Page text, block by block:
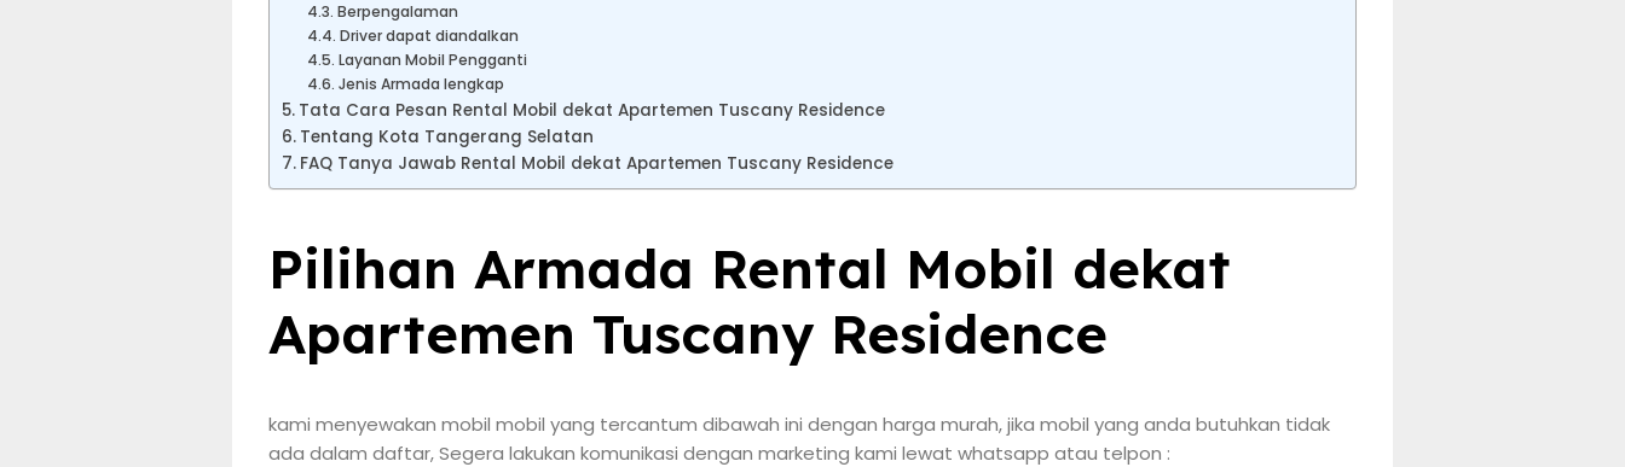
Berpengalaman
Driver dapat diandalkan
Layanan Mobil Pengganti
Jenis Armada lengkap
Tata Cara Pesan Rental Mobil dekat Apartemen Tuscany Residence
Tentang Kota Tangerang Selatan
FAQ Tanya Jawab Rental Mobil dekat Apartemen Tuscany Residence
Pilihan Armada Rental Mobil dekat
Apartemen Tuscany Residence
kami menyewakan mobil mobil yang tercantum dibawah ini dengan harga murah, jika mobil yang anda butuhkan tidak
ada dalam daftar, Segera lakukan komunikasi dengan marketing kami lewat whatsapp atau telpon :